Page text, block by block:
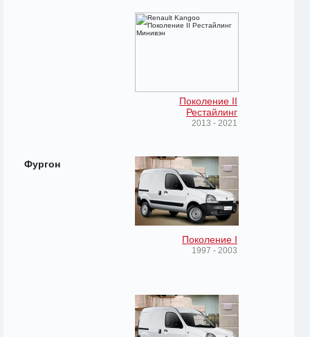
Поколение II
Рестайлинг
2013 - 2021
Фургон
Поколение I
1997 - 2003